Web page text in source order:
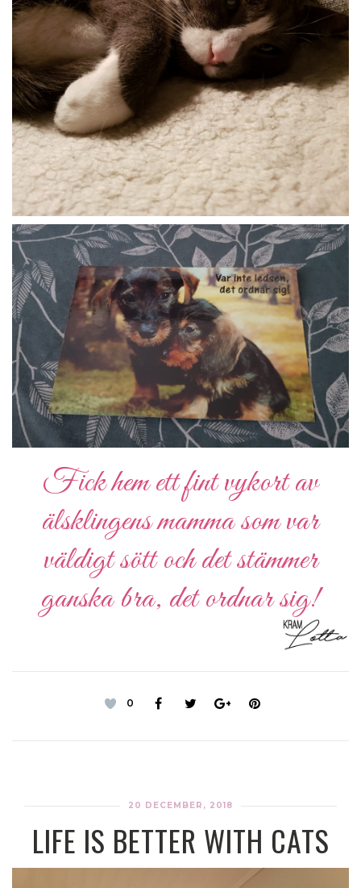
Fick hem ett fint vykort av
älsklingens mamma som var
väldigt sött och det stämmer
ganska bra, det ordnar sig!
0
20 DECEMBER, 2018
LIFE IS BETTER WITH CATS